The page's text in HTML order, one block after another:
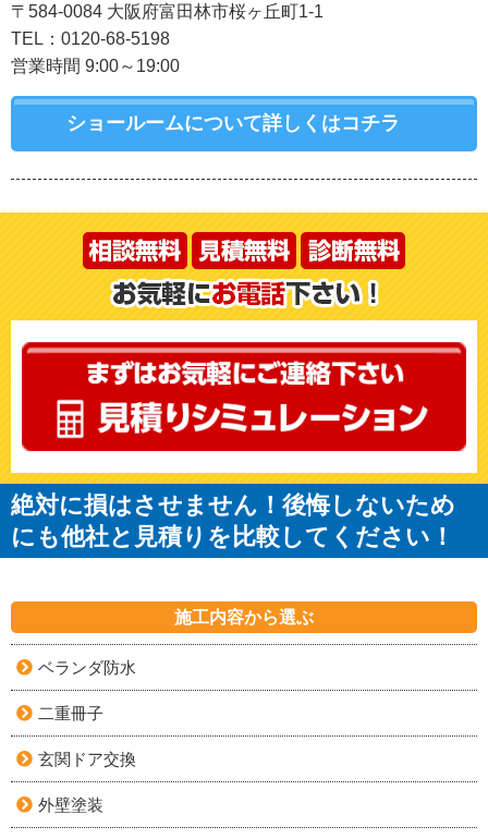
〒584-0084 大阪府富田林市桜ヶ丘町1-1
TEL：0120-68-5198
営業時間 9:00～19:00
ショールームについて詳しくはコチラ
絶対に損はさせません！後悔しないため
にも他社と見積りを比較してください！
施工内容から選ぶ
ベランダ防水
二重冊子
玄関ドア交換
外壁塗装